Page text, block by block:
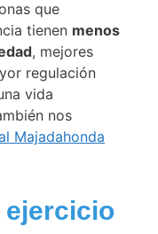
que
tienen menos
, mejores
regulación
vida
nos
Majadahonda
ejercicio